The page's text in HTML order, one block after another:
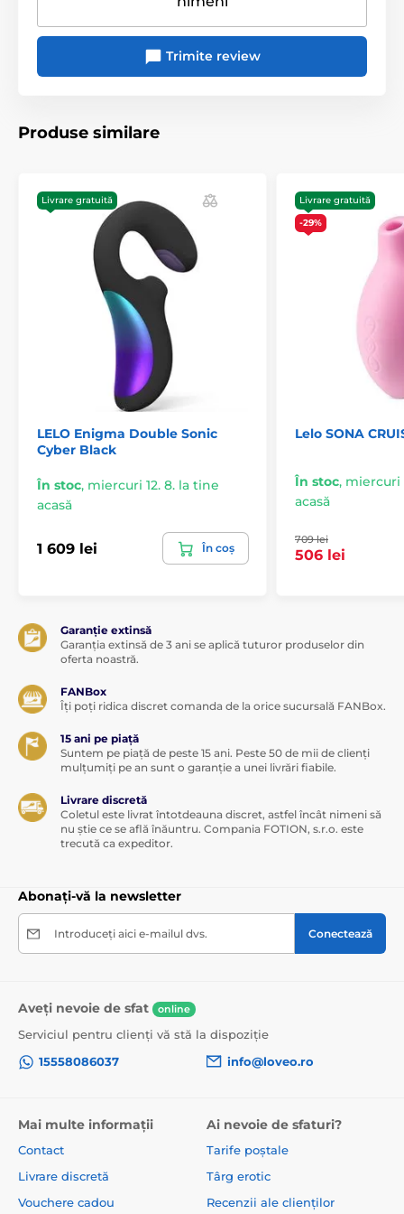
Trimite review
Produse similare
Livrare gratuită
LELO Enigma Double Sonic
Cyber Black
În stoc, miercuri 12. 8. la tine
acasă
1 609 lei În coș
Livrare gratuită
-29%
Lelo SONA
În stoc, miercuri
acasă
709 lei
506 lei
Garanție extinsă
Garanția extinsă de 3 ani se aplică tuturor produselor din
oferta noastră.
FANBox
Îți poți ridica discret comanda de la orice sucursală FANBox.
15 ani pe piață
Suntem pe piață de peste 15 ani. Peste 50 de mii de clienți
mulțumiți pe an sunt o garanție a unei livrări fiabile.
Livrare discretă
Coletul este livrat întotdeauna discret, astfel încât nimeni să
nu știe ce se află înăuntru. Compania FOTION, s.r.o. este
trecută ca expeditor.
Abonați-vă la newsletter
Introduceți aici e-mailul dvs. Conectează
Aveți nevoie de sfat online
Serviciul pentru clienți vă stă la dispoziție
15558086037
info@loveo.ro
Mai multe informații
Contact
Livrare discretă
Vouchere cadou
Ai nevoie de sfaturi?
Tarife poștale
Târg erotic
Recenzii ale clienților